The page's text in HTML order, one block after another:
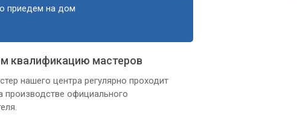
приедем на дом
квалификацию мастеров
нашего центра регулярно проходит
производстве официального